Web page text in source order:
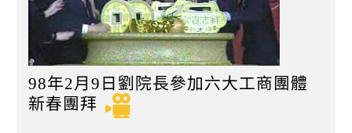
98年2月9日劉院長參加六大工商團體
新春團拜